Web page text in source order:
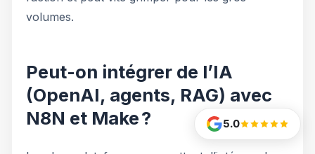
volumes.
Peut-on intégrer de l’IA
(OpenAI, agents, RAG) avec
N8N et Make ?
5.0